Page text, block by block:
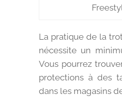
La pratique de la
nécessite un
Vous pourrez
protections à des
dans les magasins